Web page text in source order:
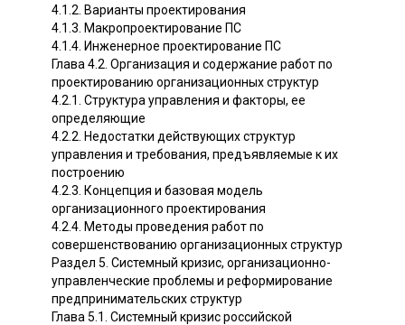
4.1.2. Варианты проектирования
4.1.3. Макропроектирование ПС
4.1.4. Инженерное проектирование ПС
Глава 4.2. Организация и содержание работ по
проектированию организационных структур
4.2.1. Структура управления и факторы, ее
определяющие
4.2.2. Недостатки действующих структур
управления и требования, предъявляемые к их
построению
4.2.3. Концепция и базовая модель
организационного проектирования
4.2.4. Методы проведения работ по
совершенствованию организационных структур
Раздел 5. Системный кризис, организационно-
управленческие проблемы и реформирование
предпринимательских структур
Глава 5.1. Системный кризис российской